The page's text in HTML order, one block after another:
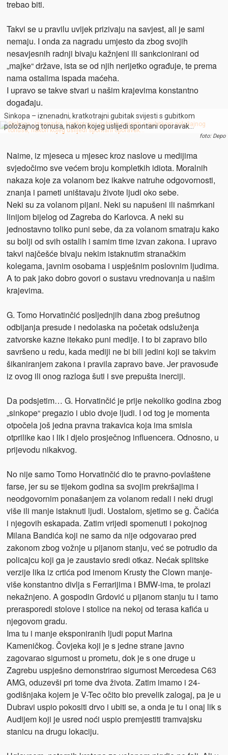
trebao biti.
Takvi se u pravilu uvijek prizivaju na savjest, ali je sami
nemaju. I onda za nagradu umjesto da zbog svojih
nesavjesnih radnji bivaju kažnjeni ili sankcionirani od
„majke“ države, ista se od njih nerijetko ograđuje, te prema
nama ostalima ispada maćeha.
I upravo se takve stvari u našim krajevima konstantno
događaju.
Sinkopa – iznenadni, kratkotrajni gubitak svijesti s gubitkom
položajnog tonusa, nakon kojeg uslijedi spontani oporavak…
foto: Depo
Naime, iz mjeseca u mjesec kroz naslove u medijima
svjedočimo sve većem broju kompletkih idiota. Moralnih
nakaza koje za volanom bez ikakve natruhe odgovornosti,
znanja i pameti uništavaju živote ljudi oko sebe.
Neki su za volanom pijani. Neki su napušeni ili našmrkani
linijom bijelog od Zagreba do Karlovca. A neki su
jednostavno toliko puni sebe, da za volanom smatraju kako
su bolji od svih ostalih i samim time izvan zakona. I upravo
takvi najčešće bivaju nekim istaknutim stranačkim
kolegama, javnim osobama i uspješnim poslovnim ljudima.
A to pak jako dobro govori o sustavu vrednovanja u našim
krajevima.
G. Tomo Horvatinčić posljednjih dana zbog prešutnog
odbijanja presude i nedolaska na početak odsluženja
zatvorske kazne itekako puni medije. I to bi zapravo bilo
savršeno u redu, kada mediji ne bi bili jedini koji se takvim
šikaniranjem zakona i pravila zapravo bave. Jer pravosuđe
iz ovog ili onog razloga šuti i sve prepušta inerciji.
Da podsjetim… G. Horvatinčić je prije nekoliko godina zbog
„sinkope“ pregazio i ubio dvoje ljudi. I od tog je momenta
otpočela još jedna pravna trakavica koja ima smisla
otprilike kao i lik i djelo prosječnog influencera. Odnosno, u
prijevodu nikakvog.
No nije samo Tomo Horvatinčić dio te pravno-povlaštene
farse, jer su se tijekom godina sa svojim prekršajima i
neodgovornim ponašanjem za volanom redali i neki drugi
više ili manje istaknuti ljudi. Uostalom, sjetimo se g. Čačića
i njegovih eskapada. Zatim vrijedi spomenuti i pokojnog
Milana Bandića koji ne samo da nije odgovarao pred
zakonom zbog vožnje u pijanom stanju, već se potrudio da
policajcu koji ga je zaustavio sredi otkaz. Nećak splitske
verzije lika iz crtića pod imenom Krusty the Clown manje-
više konstantno divlja s Ferrarijima i BMW-ima, te prolazi
nekažnjeno. A gospodin Grdović u pijanom stanju tu i tamo
prerasporedi stolove i stolice na nekoj od terasa kafića u
njegovom gradu.
Ima tu i manje eksponiranih ljudi poput Marina
Kameničkog. Čovjeka koji je s jedne strane javno
zagovarao sigurnost u prometu, dok je s one druge u
Zagrebu uspješno demonstrirao sigurnost Mercedesa C63
AMG, oduzevši pri tome dva života. Zatim imamo i 24-
godišnjaka kojem je V-Tec očito bio prevelik zalogaj, pa je u
Dubravi uspio pokositi drvo i ubiti se, a onda je tu i onaj lik s
Audijem koji je usred noći uspio premjestiti tramvajsku
stanicu na drugu lokaciju.